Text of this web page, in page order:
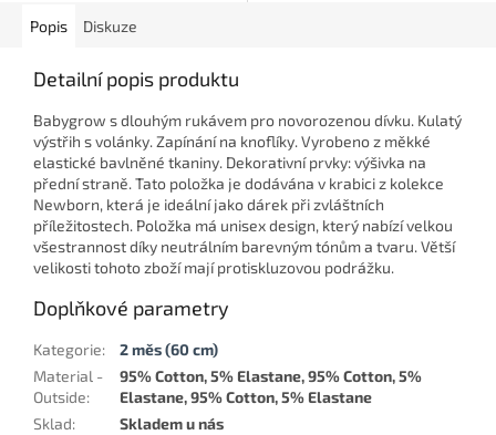
Popis Diskuze
Detailní popis produktu
Babygrow s dlouhým rukávem pro novorozenou dívku. Kulatý
výstřih s volánky. Zapínání na knoflíky. Vyrobeno z měkké
elastické bavlněné tkaniny. Dekorativní prvky: výšivka na
přední straně. Tato položka je dodávána v krabici z kolekce
Newborn, která je ideální jako dárek při zvláštních
příležitostech. Položka má unisex design, který nabízí velkou
všestrannost díky neutrálním barevným tónům a tvaru. Větší
velikosti tohoto zboží mají protiskluzovou podrážku.
Doplňkové parametry
Kategorie:
2 měs (60 cm)
Material -
Outside:
95% Cotton, 5% Elastane, 95% Cotton, 5%
Elastane, 95% Cotton, 5% Elastane
Sklad: Skladem u nás